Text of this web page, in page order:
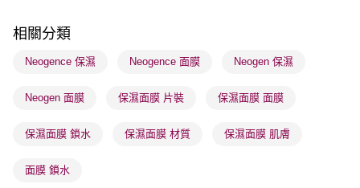
物流公司進行物流配送
每筆HK$65.00，滿HK$300.00或以上免運費
(香港門市) 只顯示可選門市。確認發貨後2-5個工作天到店，3天內
每筆HK$20.00，滿HK$100.00或以上免運費
相關分類
Neogence 保濕 Neogence 面膜 Neogen 保濕
Neogen 面膜 保濕面膜 片裝 保濕面膜 面膜
保濕面膜 鎖水 保濕面膜 材質 保濕面膜 肌膚
面膜 鎖水